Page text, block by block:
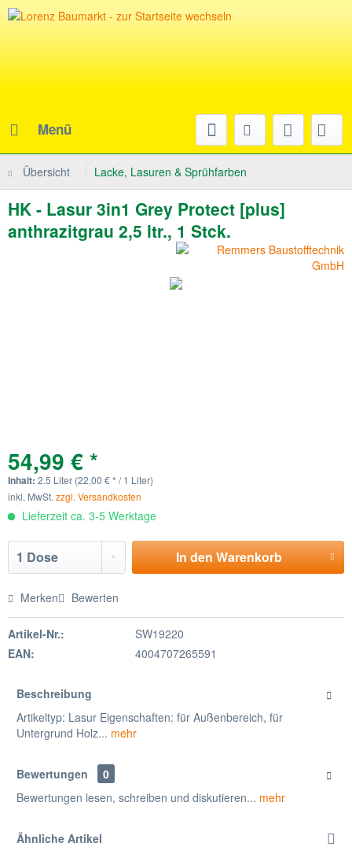
Menü
Übersicht Lacke, Lasuren & Sprühfarben
HK - Lasur 3in1 Grey Protect [plus]
anthrazitgrau 2,5 ltr., 1 Stck.
54,99 € *
Inhalt: 2.5 Liter (22,00 € * / 1 Liter)
inkl. MwSt. zzgl. Versandkosten
Lieferzeit ca. 3-5 Werktage
In denWarenkorb
Merken Bewerten
Artikel-Nr.:
SW19220
EAN:
4004707265591
Beschreibung
Artikeltyp: Lasur Eigenschaften: für Außenbereich, für
Untergrund Holz... mehr
Bewertungen
0
Bewertungen lesen, schreiben und diskutieren... mehr
Ähnliche Artikel